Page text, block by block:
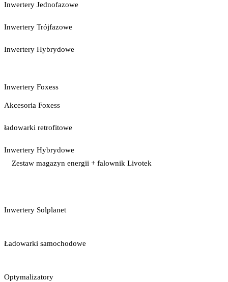
Inwertery Jednofazowe
Inwertery Trójfazowe
Inwertery Hybrydowe
Inwertery Foxess
Akcesoria Foxess
ładowarki retrofitowe
Inwertery Hybrydowe
Zestaw magazyn energii + falownik Livotek
Inwertery Solplanet
Ładowarki samochodowe
Optymalizatory